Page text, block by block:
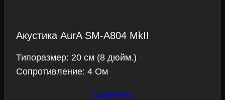
Акустика AurA SM-A804 MkII
Типоразмер: 20 см (8 дюйм.)
Сопротивление: 4 Ом
Сравнить